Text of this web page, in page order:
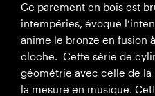
Ce parement en bois est
intempéries, évoque
anime le bronze en fusion
cloche. Cette série de
géométrie avec celle de la
la mesure en musique.